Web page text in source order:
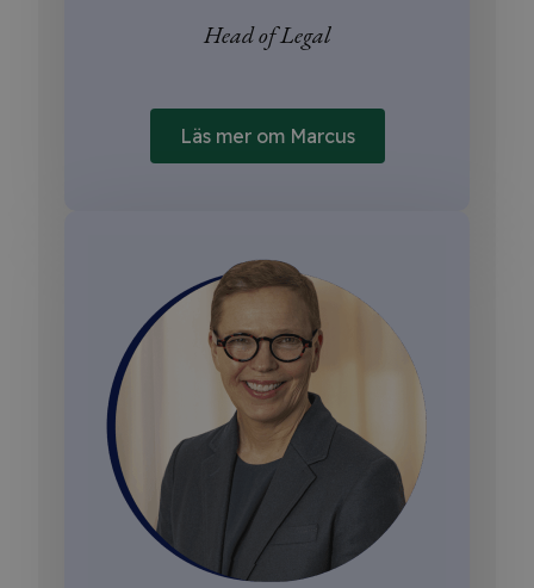
Head of Legal
Läs mer om Marcus